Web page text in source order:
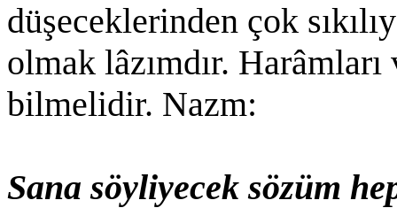
düşeceklerinden çok
olmak lâzımdır.
bilmelidir. Nazm:
Sana söyliyecek sözüm